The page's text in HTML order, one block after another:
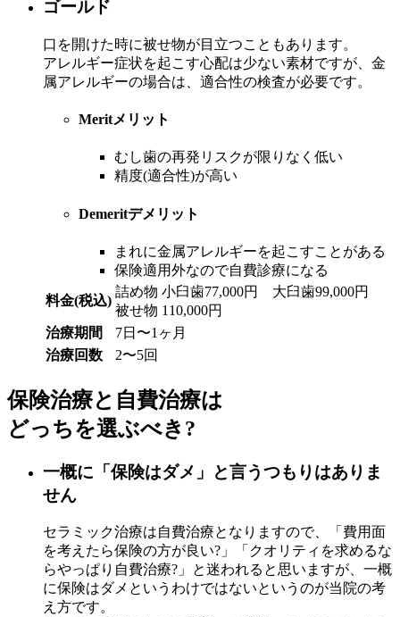
ゴールド
口を開けた時に被せ物が目立つこともあります。
アレルギー症状を起こす心配は少ない素材ですが、金
属アレルギーの場合は、適合性の検査が必要です。
Meritメリット
むし歯の再発リスクが限りなく低い
精度(適合性)が高い
Demeritデメリット
まれに金属アレルギーを起こすことがある
保険適用外なので自費診療になる
料金(税込)
詰め物 小臼歯77,000円 大臼歯99,000円
被せ物 110,000円
治療期間
7日〜1ヶ月
治療回数
2〜5回
保険治療と自費治療は
どっちを選ぶべき?
一概に「保険はダメ」と言うつもりはありま
せん
セラミック治療は自費治療となりますので、「費用面
を考えたら保険の方が良い?」「クオリティを求めるな
らやっぱり自費治療?」と迷われると思いますが、一概
に保険はダメというわけではないというのが当院の考
え方です。